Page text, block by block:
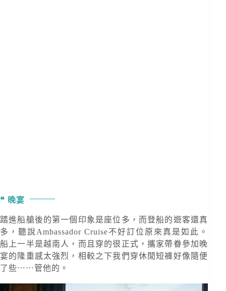
晚宴
踏進船艙後的第一個印象是座位多，而登船的遊客還真
多，聽說Ambassador Cruise不好訂位原來真是如此。
船上一半是越南人，而且穿的很正式，攜家帶眷參加晚
宴的隆重感太強烈，相較之下我們穿休閒短褲好像隨便
了些⋯⋯管他的。